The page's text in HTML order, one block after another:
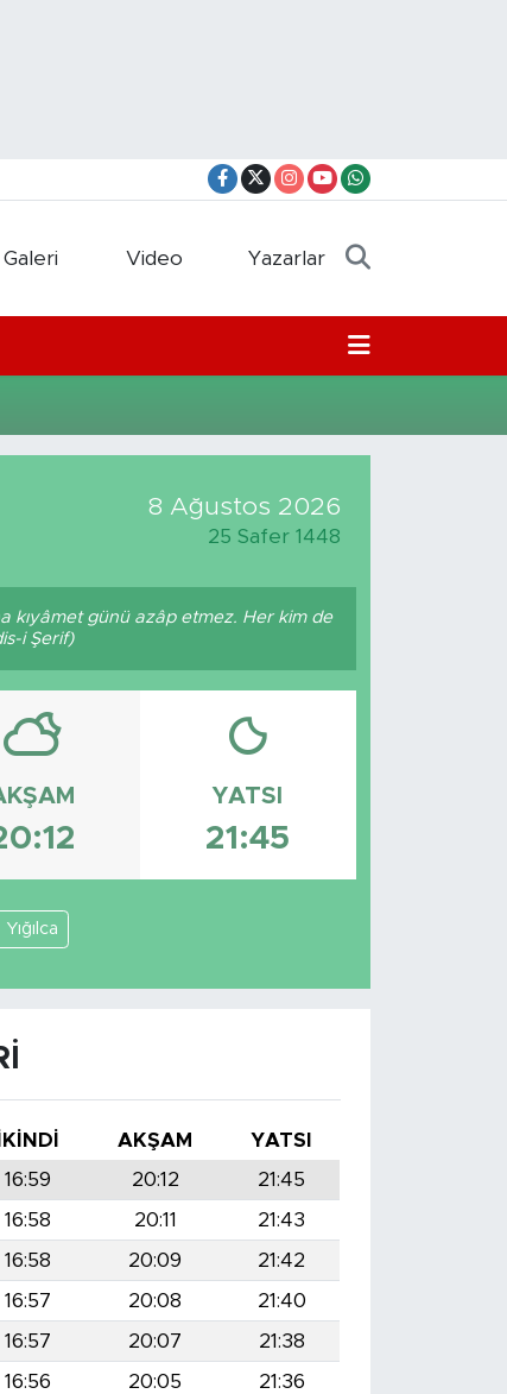
Video Yazarlar
8 Ağustos 2026
25 Safer 1448
kıyâmet günü azâp etmez. Her kim de
i Şerif)
YATSI
21:45
Yığılca
İKINDI AKŞAM
YATSI
16:59 20:12
21:45
16:58 20:11
21:43
16:58 20:09
21:42
16:57 20:08
21:40
16:57 20:07
21:38
16:56 20:05
21:36